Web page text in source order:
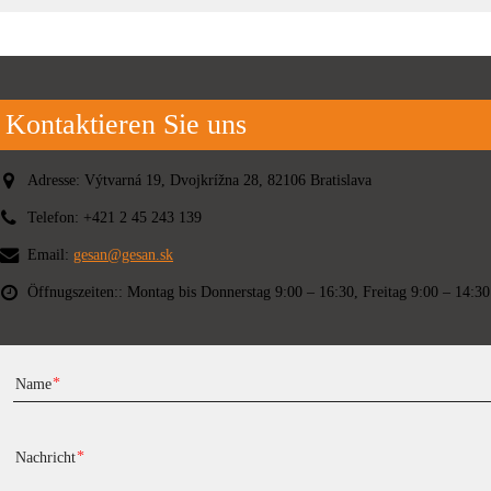
Kontaktieren Sie uns
Adresse: Výtvarná 19, Dvojkrížna 28, 82106 Bratislava
Telefon: +421 2 45 243 139
Email: gesan@gesan.sk
Öffnugszeiten:: Montag bis Donnerstag 9:00 – 16:30, Freitag 9:00 – 14:30
Name
Nachricht